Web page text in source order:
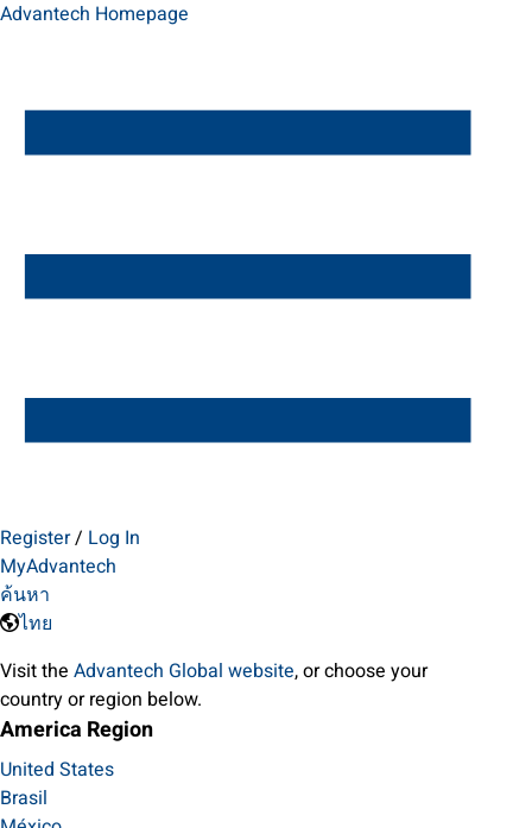
Advantech Homepage
Register/ Log In
MyAdvantech
ค้นหา
ไทย
Visit the Advantech Global website, or choose your
country or region below.
America Region
United States
Brasil